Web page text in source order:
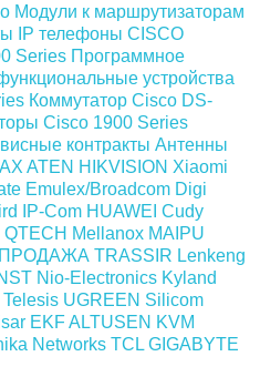
Модули к маршрутизаторам
IP телефоны СISCO
Series Программное
устройства
Коммутатор Cisco DS-
Cisco 1900 Series
контракты Антенны
ATEN HIKVISION Xiaomi
Emulex/Broadcom Digi
IP-Com HUAWEI Cudy
QTECH Mellanox MAIPU
TRASSIR Lenkeng
Nio-Electronics Kyland
UGREEN Silicom
EKFALTUSEN KVM
Networks TCL GIGABYTE